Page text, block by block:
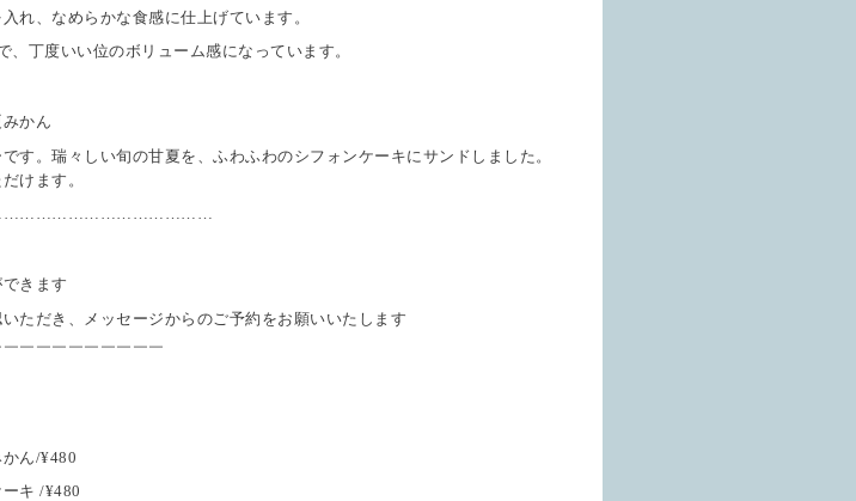
れ、なめらかな食感に仕上げています。
、丁度いい位のボリューム感になっています。
かん
す。瑞々しい旬の甘夏を、ふわふわのシフォンケーキにサンドしました。
けます。
きます
ただき、メッセージからのご予約をお願いいたします
￣￣￣￣￣￣￣￣￣
ん/¥480
キ /¥480